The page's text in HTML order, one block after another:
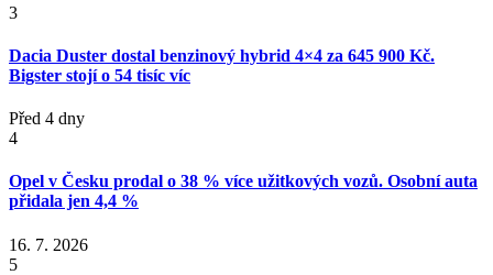
3
Dacia Duster dostal benzinový hybrid 4×4 za 645 900 Kč.
Bigster stojí o 54 tisíc víc
Před 4 dny
4
Opel v Česku prodal o 38 % více užitkových vozů. Osobní auta
přidala jen 4,4 %
16. 7. 2026
5